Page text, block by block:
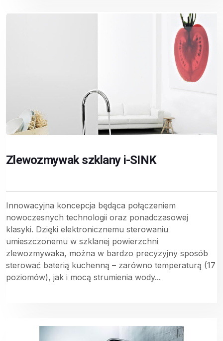
Zlewozmywak szklany i-SINK
Innowacyjna koncepcja będąca połączeniem
nowoczesnych technologii oraz ponadczasowej
klasyki. Dzięki elektronicznemu sterowaniu
umieszczonemu w szklanej powierzchni
zlewozmywaka, można w bardzo precyzyjny sposób
sterować baterią kuchenną – zarówno temperaturą (17
poziomów), jak i mocą strumienia wody...